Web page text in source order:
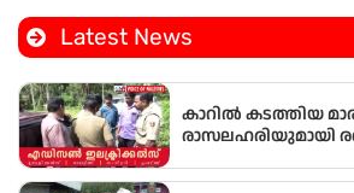
മത്തെ വീടിൻ്റെ താക്കോൽ ദാനം
Latest News
കാറിൽ കടത്തിയ
രാസലഹരിയുമായി